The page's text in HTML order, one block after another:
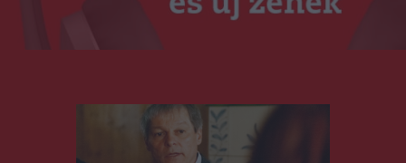
Podcast és videók
Stáb